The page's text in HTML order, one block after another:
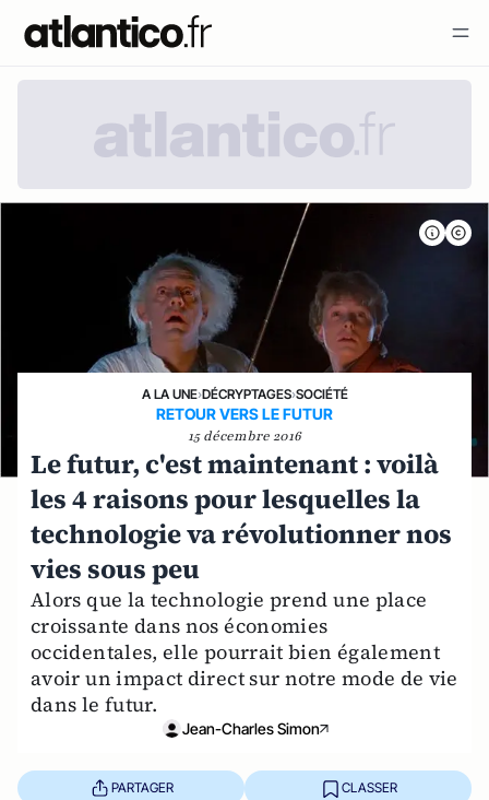
A LA UNE›DÉCRYPTAGES›SOCIÉTÉ
RETOUR VERS LE FUTUR
15 décembre 2016
Le futur, c'est maintenant : voilà
les 4 raisons pour lesquelles la
technologie va révolutionner nos
vies sous peu
Alors que la technologie prend une place
croissante dans nos économies
occidentales, elle pourrait bien également
avoir un impact direct sur notre mode de vie
dans le futur.
Jean-Charles Simon
PARTAGER CLASSER